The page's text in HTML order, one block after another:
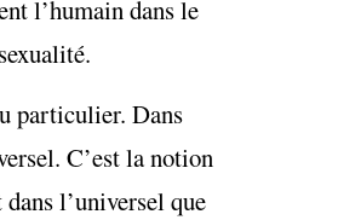
l’humain dans le
particulier. Dans
C’est la notion
l’universel que